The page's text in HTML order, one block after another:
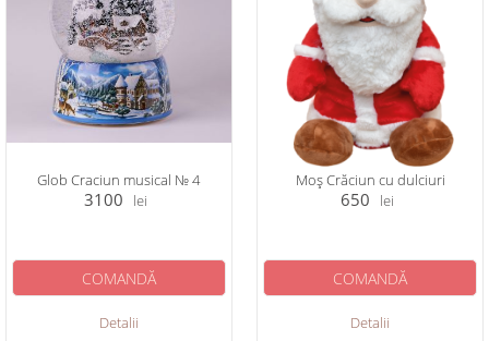
Glob Craciun musical № 4
3100 lei
Detalii
COMANDĂ
Moș Crăciun cu dulciuri
650 lei
Detalii
COMANDĂ